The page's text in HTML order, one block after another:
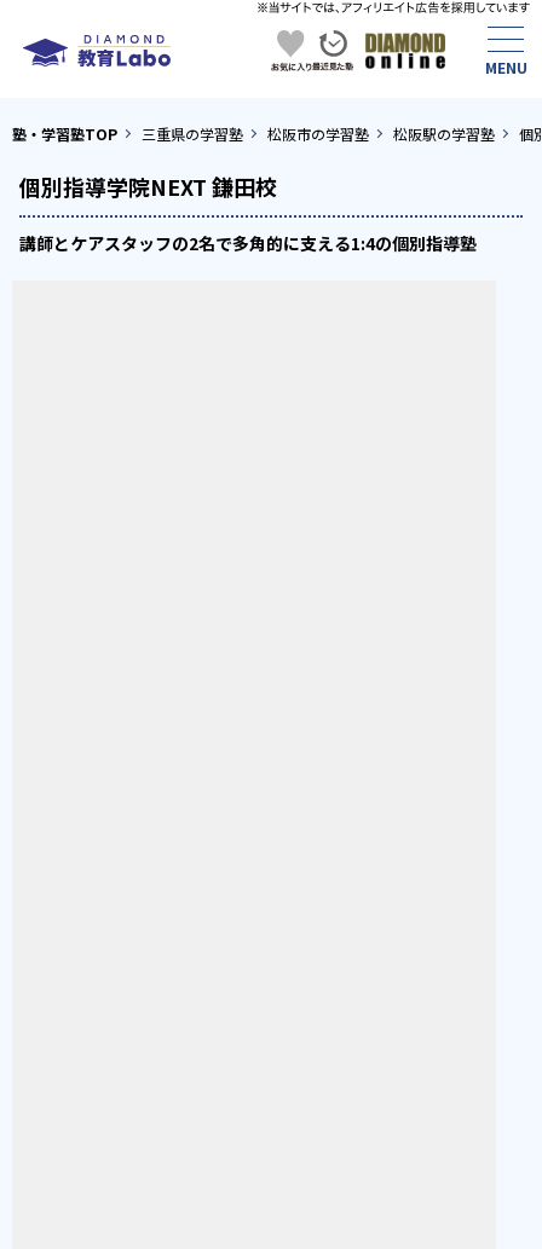
塾・学習塾TOP 三重県の学習塾 松阪市の学習塾 松阪駅の学習塾 個
個別指導学院NEXT 鎌田校
講師とケアスタッフの2名で多角的に支える1:4の個別指導塾